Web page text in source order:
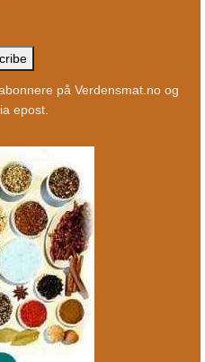
på Verdensmat.no og
epost.